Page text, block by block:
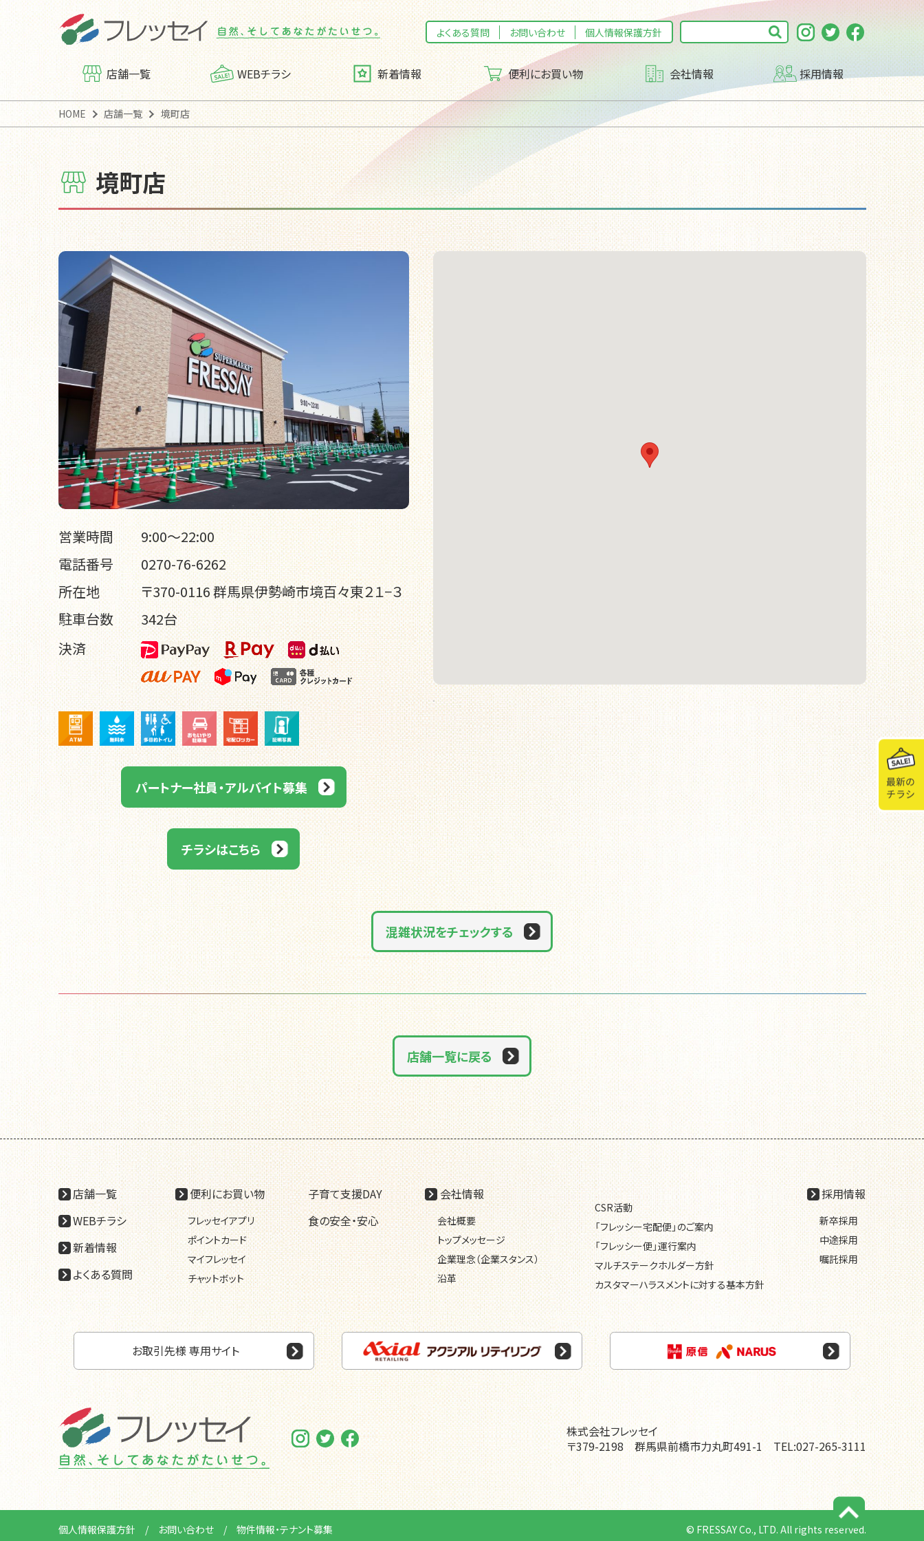
よくある質問 お問い合わせ 個人情報保護方針
店舗一覧 WEBチラシ 新着情報 便利にお買い物
フレッセイアプリ ポイントカード マイフレッセイ 子育て支援DAY
会社情報
会社概要 トップメッセージ 企業理念（企業スタンス） 沿革
「フレッシー便」運行案内 「フレッシー宅配便」のご案内 CSR活動 マルチステークホルダー方針
カスタマーハラスメントに
対する基本方針
採用情報
HOME 店舗一覧 境町店
境町店
営業時間
9:00～22:00
電話番号
0270-76-6262
所在地
〒370-0116 群馬県伊勢崎市境百々東２１−３
駐車台数
342台
決済
パートナー社員・アルバイト募集
チラシはこちら
混雑状況をチェックする
店舗一覧に戻る
ページの先頭に戻る
店舗一覧
WEBチラシ
新着情報
よくある質問
便利にお買い物
フレッセイアプリ
ポイントカード
マイフレッセイ
チャットボット
子育て支援DAY
食の安全・安心
会社情報
会社概要
トップメッセージ
企業理念（企業スタンス）
沿革
CSR活動
「フレッシー宅配便」のご案内
「フレッシー便」運行案内
マルチステークホルダー方針
カスタマーハラスメントに対する基本方針
採用情報
新卒採用
中途採用
嘱託採用
お取引先様 専用サイト
株式会社フレッセイ
〒379-2198 群馬県前橋市力丸町491-1TEL:027-265-3111
個人情報保護方針 お問い合わせ 物件情報・テナント募集 © FRESSAY Co., LTD. All rights reserved.